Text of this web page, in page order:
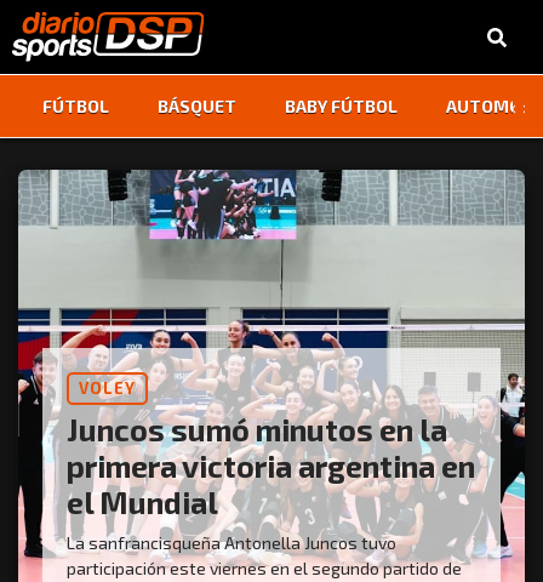
FÚTBOL BÁSQUET BABY FÚTBOL ‹ ›
VOLEY
Juncos sumó minutos en la
primera victoria argentina en
el Mundial
La sanfrancisqueña Antonella Juncos tuvo
participación este viernes en el segundo partido de